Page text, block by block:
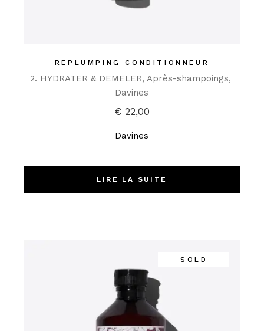
REPLUMPING CONDITIONNEUR
2. HYDRATER & DEMELER Après-shampoings
Davines
€22,00
Davines
LIRE LA SUITE
SOLD